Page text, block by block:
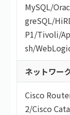
MySQL/
greSQL/
P1/Tivoli/
sh/
ネットワー
Cisco
2/Cisco